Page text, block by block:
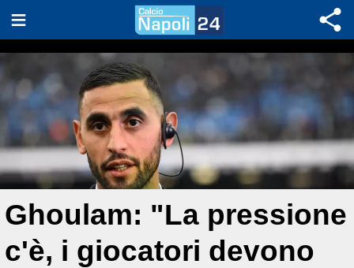
Ghoulam: "La pressione
c'è, i giocatori devono